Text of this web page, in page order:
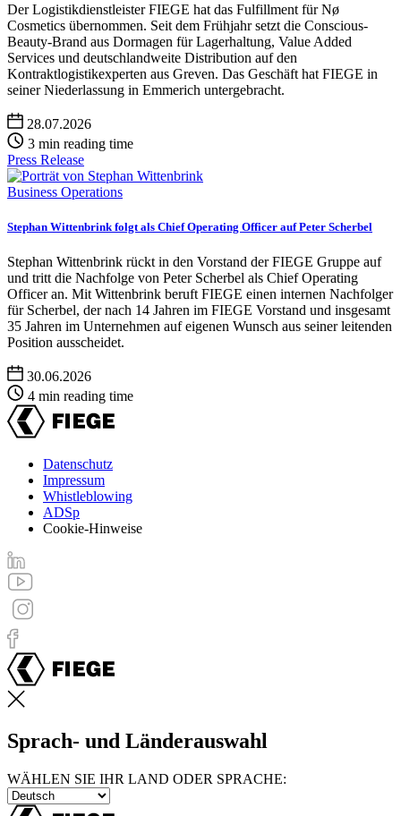
Der Logistikdienstleister FIEGE hat das Fulfillment für Nø
Cosmetics übernommen. Seit dem Frühjahr setzt die Conscious-
Beauty-Brand aus Dormagen für Lagerhaltung, Value Added
Services und deutschlandweite Distribution auf den
Kontraktlogistikexperten aus Greven. Das Geschäft hat FIEGE in
seiner Niederlassung in Emmerich untergebracht.
28.07.2026
3 min reading time
Press Release
Business Operations
Stephan Wittenbrink folgt als Chief Operating Officer auf Peter Scherbel
Stephan Wittenbrink rückt in den Vorstand der FIEGE Gruppe auf
und tritt die Nachfolge von Peter Scherbel als Chief Operating
Officer an. Mit Wittenbrink beruft FIEGE einen internen Nachfolger
für Scherbel, der nach 14 Jahren im FIEGE Vorstand und insgesamt
35 Jahren im Unternehmen auf eigenen Wunsch aus seiner leitenden
Position ausscheidet.
30.06.2026
4 min reading time
Footer
menu
Datenschutz
Impressum
Whistleblowing
ADSp
Cookie-Hinweise
Sprach- und Länderauswahl
WÄHLEN SIE IHR LAND ODER SPRACHE: